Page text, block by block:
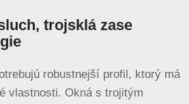
trojsklá zase
robustnejší profil, ktorý má
vlastnosti. Okná s trojitým